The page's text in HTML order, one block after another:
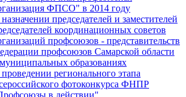
ФПСО" в 2014 году
председателей и заместителей
координационных советов
профсоюзов - представительств
профсоюзов Самарской области
образованиях
регионального этапа
фотоконкурса ФНПР
в действии"